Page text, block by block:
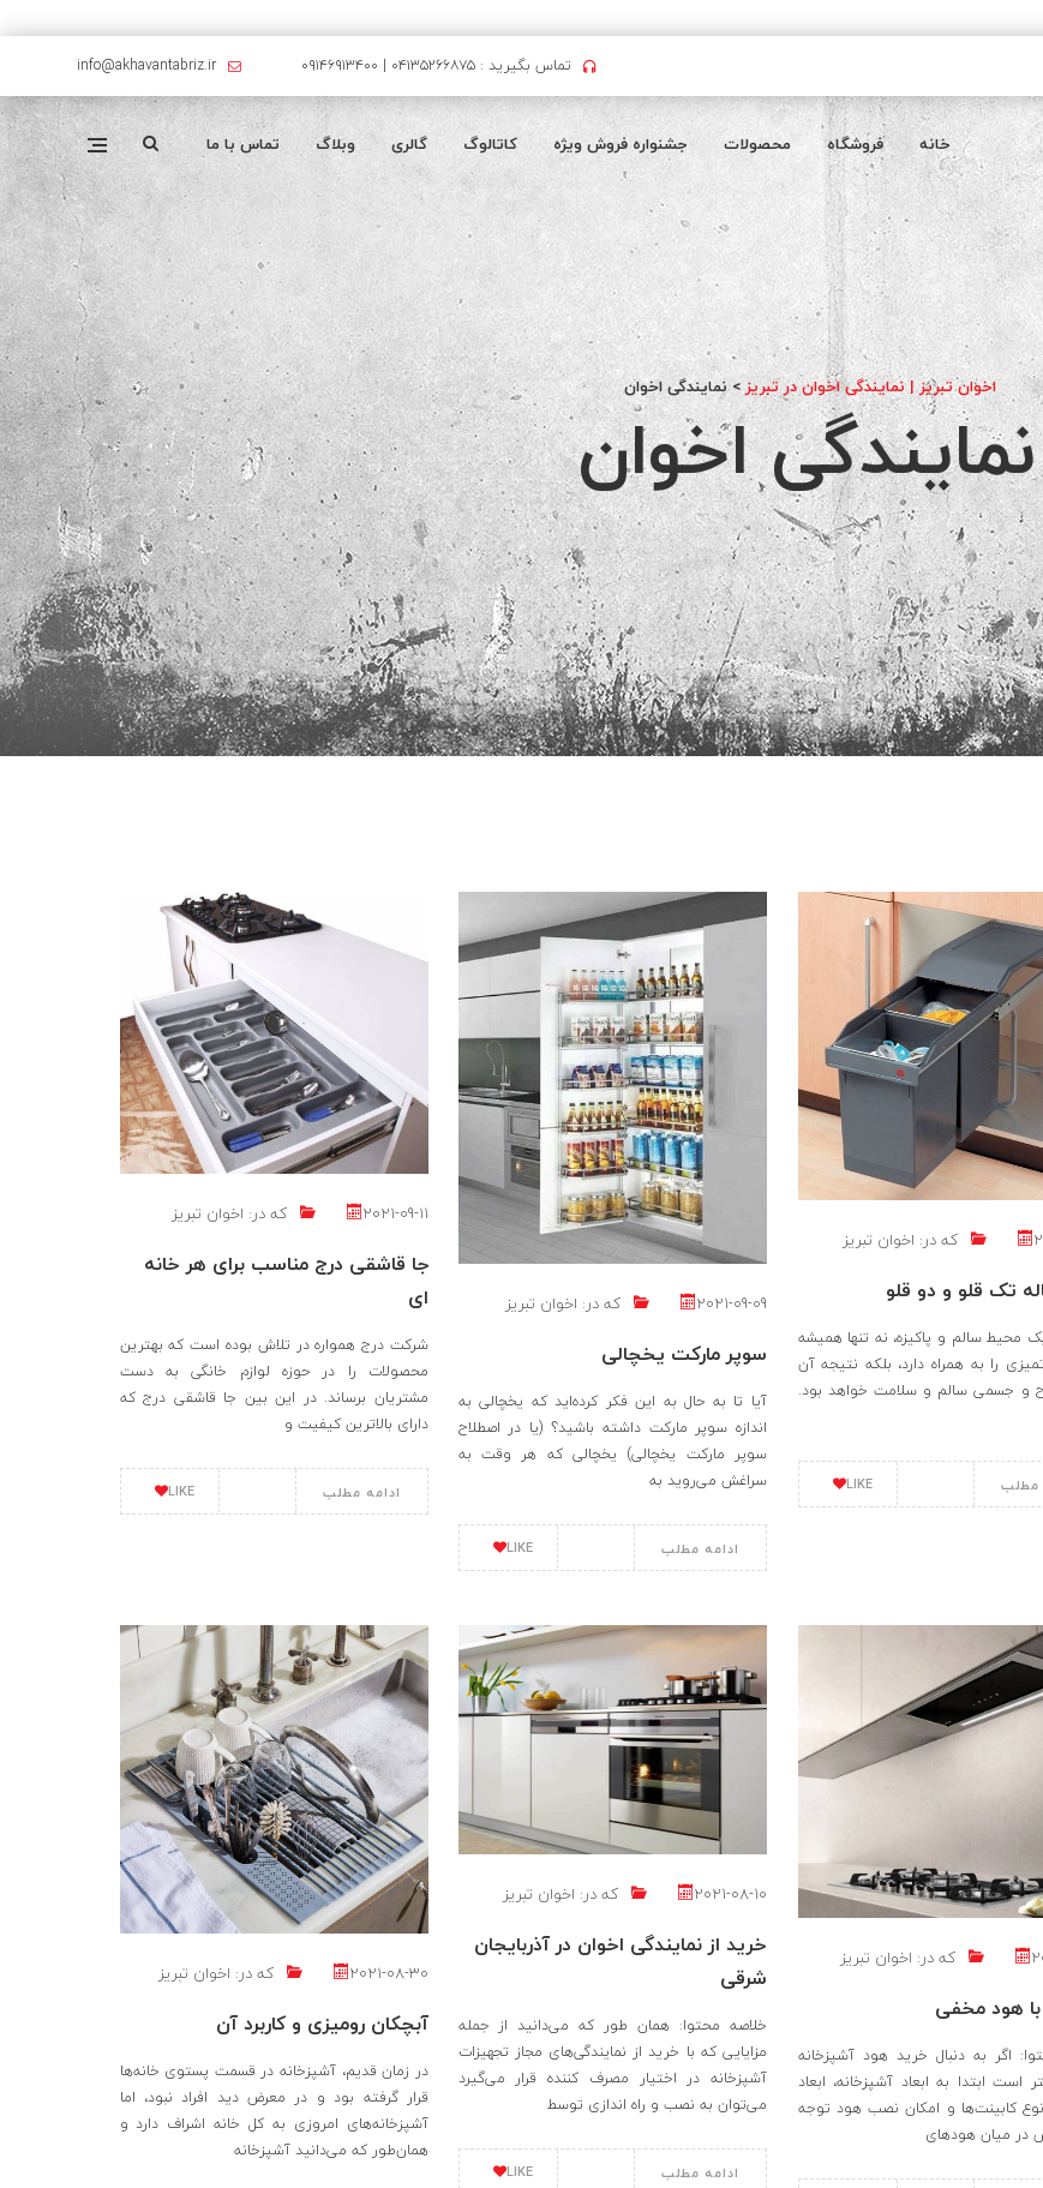
تماس بگیرید : ۰۴۱۳۵۲۶۶۸۷۵ | ۰۹۱۴۶۹۱۳۴۰۰ info@akhavantabriz.ir
خانه فروشگاه محصولات جشنواره فروش ویژه کاتالوگ گالری وبلاگ تماس با ما
اخوان تبریز | نمایندگی اخوان در تبریز>نمایندگی اخوان
نمایندگی اخوان
2021-09-11 که در: اخوان تبریز
جا قاشقی درج مناسب برای هر خانه
ای
شرکت درج همواره در تلاش بوده است که بهترین
محصولات را در حوزه لوازم خانگی به دست
مشتریان برساند. در این بین جا قاشقی درج که
دارای بالاترین کیفیت و
LIKE ادامه مطلب
2021-09-09 که در: اخوان تبریز
سوپر مارکت یخچالی
آیا تا به حال به این فکر کرده‌اید که یخچالی به
اندازه سوپر مارکت داشته باشید؟ (یا در اصطلاح
سوپر مارکت یخچالی) یخچالی که هر وقت به
سراغش می‌روید به
LIKE ادامه مطلب
که در: اخوان تبریز
تک قلو و دو قلو
محیط سالم و پاکیزه، نه تنها همیشه
را به همراه دارد، بلکه نتیجه آن
و جسمی سالم و سلامت خواهد بود.
LIKE مطلب
2021-08-30 که در: اخوان تبریز
آبچکان رومیزی و کاربرد آن
در زمان قدیم، آشپزخانه در قسمت پستوی خانه‌ها
قرار گرفته بود و در معرض دید افراد نبود، اما
آشپزخانه‌های امروزی به کل خانه اشراف دارد و
همان‌طور که می‌دانید آشپزخانه
2021-08-10 که در: اخوان تبریز
خرید از نمایندگی اخوان در آذربایجان
شرقی
خلاصه محتوا: همان طور که می‌دانید از جمله
مزایایی که با خرید از نمایندگی‌های مجاز تجهیزات
آشپزخانه در اختیار مصرف کننده قرار می‌گیرد
می‌توان به نصب و راه اندازی توسط
LIKE ادامه مطلب
که در: اخوان تبریز
هود مخفی
اگر به دنبال خرید هود آشپزخانه
است ابتدا به ابعاد آشپزخانه، ابعاد
نوع کابینت‌ها و امکان نصب هود توجه
در میان هودهای